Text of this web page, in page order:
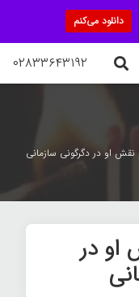
۰۲۸۳۳۶۴۳۱۹۲
نقش او در دگرگونی سازمانی
او در
دانلود می‌کنم